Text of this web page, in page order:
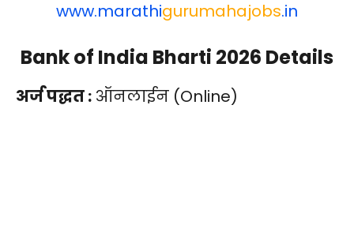
www.marathigurumahajobs.in
Bank of India Bharti 2026 Details
अर्ज पद्धत : ऑनलाईन (Online)